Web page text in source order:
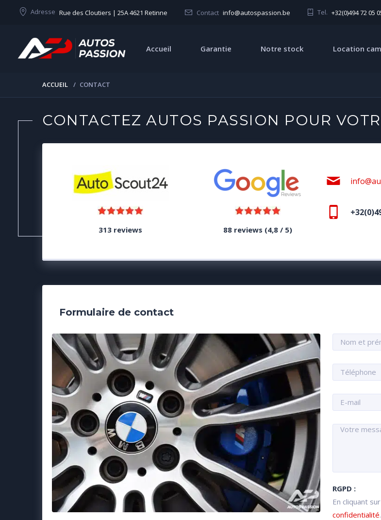
Adresse Rue des Cloutiers | 25A 4621 Retinne Contact info@autospassion.be Tel. +32(0)494 72 05
Accueil Garantie Notre stock Location
ACCUEIL CONTACT
CONTACTEZ AUTOS PASSION POUR
313 reviews 88 reviews (4,8 / 5)
Formulaire de contact
RGPD :
En cliquant
confidentialité.